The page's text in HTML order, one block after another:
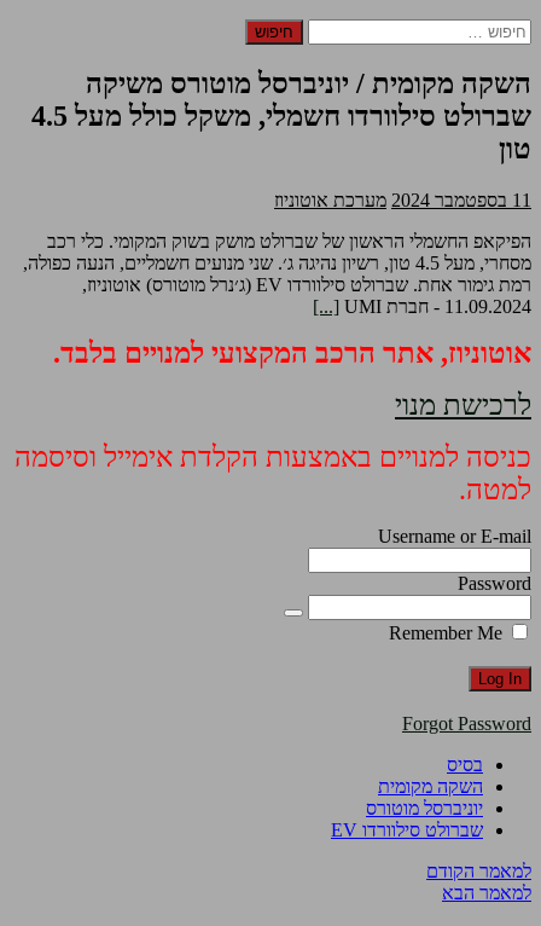
חיפוש:
השקה מקומית / יוניברסל מוטורס משיקה
שברולט סילוורדו חשמלי, משקל כולל מעל 4.5
טון
11 בספטמבר 2024
מערכת אוטוניוז
הפיקאפ החשמלי הראשון של שברולט מושק בשוק המקומי. כלי רכב
מסחרי, מעל 4.5 טון, רשיון נהיגה ג׳. שני מנועים חשמליים, הנעה כפולה,
רמת גימור אחת. שברולט סילוורדו EV (ג׳נרל מוטורס) אוטוניוז,
11.09.2024 - חברת UMI
[...]
אוטוניוז, אתר הרכב המקצועי למנויים בלבד.
לרכישת מנוי
כניסה למנויים באמצעות הקלדת אימייל וסיסמה
למטה.
Username or E-mail
Password
Forgot Password
בסיס
השקה מקומית
יוניברסל מוטורס
שברולט סילוורדו EV
למאמר הקודם
למאמר הבא